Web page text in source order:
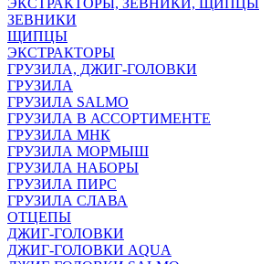
ЭКСТРАКТОРЫ, ЗЕВНИКИ, ЩИПЦЫ
ЗЕВНИКИ
ЩИПЦЫ
ЭКСТРАКТОРЫ
ГРУЗИЛА, ДЖИГ-ГОЛОВКИ
ГРУЗИЛА
ГРУЗИЛА SALMO
ГРУЗИЛА В АССОРТИМЕНТЕ
ГРУЗИЛА МНК
ГРУЗИЛА МОРМЫШ
ГРУЗИЛА НАБОРЫ
ГРУЗИЛА ПИРС
ГРУЗИЛА СЛАВА
ОТЦЕПЫ
ДЖИГ-ГОЛОВКИ
ДЖИГ-ГОЛОВКИ AQUA